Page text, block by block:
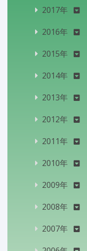
2017年
2016年
2015年
2014年
2013年
2012年
2011年
2010年
2009年
2008年
2007年